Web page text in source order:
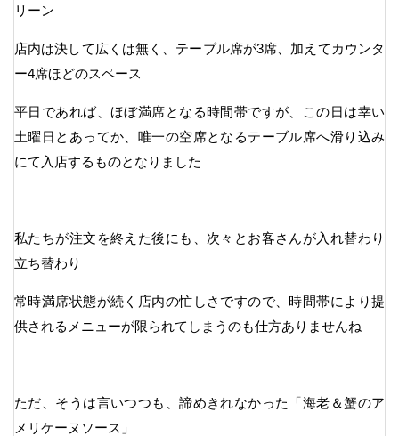
リーン
店内は決して広くは無く、テーブル席が3席、加えてカウンタ
ー4席ほどのスペース
平日であれば、ほぼ満席となる時間帯ですが、この日は幸い
土曜日とあってか、唯一の空席となるテーブル席へ滑り込み
にて入店するものとなりました
私たちが注文を終えた後にも、次々とお客さんが入れ替わり
立ち替わり
常時満席状態が続く店内の忙しさですので、時間帯により提
供されるメニューが限られてしまうのも仕方ありませんね
ただ、そうは言いつつも、諦めきれなかった「海老＆蟹のア
メリケーヌソース」